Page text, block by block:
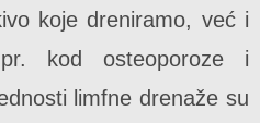
koje dreniramo, već i
kod osteoporoze i
limfne drenaže su